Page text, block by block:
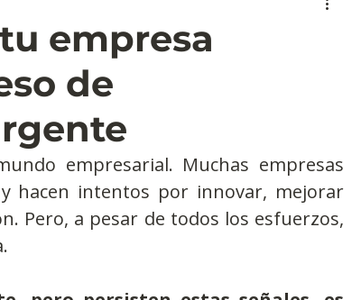
Business analytics
Intención de voto
del cliente Experiencia del trabajador
Marca y posicionamiento
empresa
de
empresarial. Muchas empresas
hacen intentos por innovar, mejorar
Pero, a pesar de todos los esfuerzos,